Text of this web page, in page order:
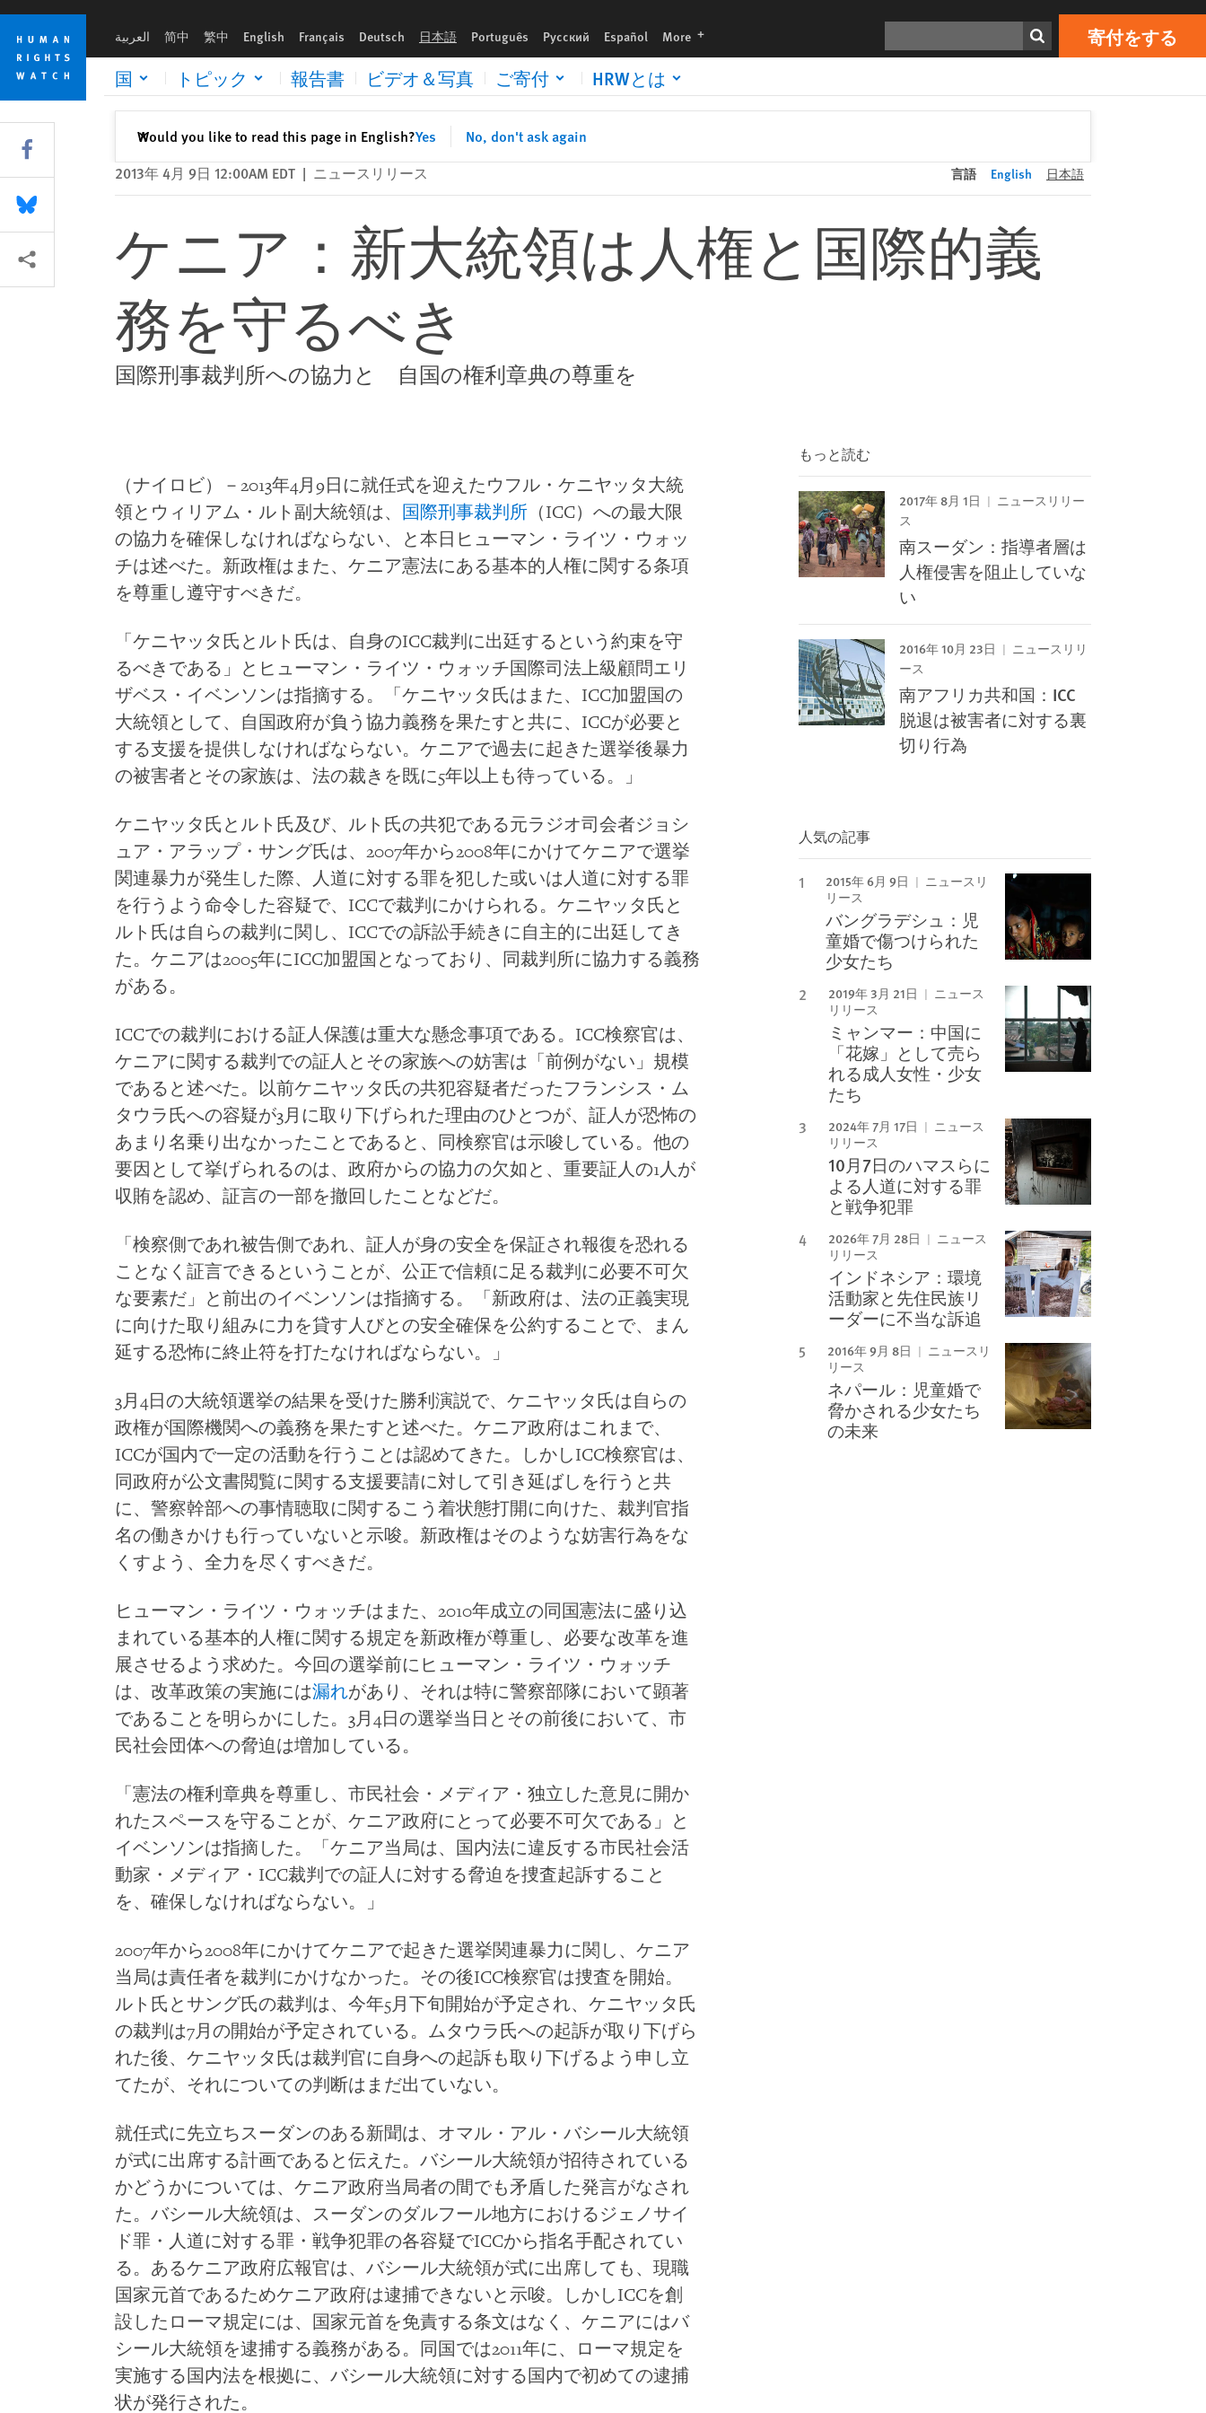
Skip
cookie
privacy
notice
Skip
main
content
العربية 简中 繁中 English Français Deutsch 日本語 Português Русский Español More languages 寄付をする
国 トピック 報告書 ビデオ＆写真 ご寄付 HRWとは
Would you like to read this page in English?Yes No, don't ask again
✕閉じる
Print 寄付をする
2013年 4月 9日 12:00AM EDT | ニュースリリース 言語 English 日本語
ケニア：新大統領は人権と国際的義
務を守るべき
国際刑事裁判所への協力と 自国の権利章典の尊重を
（ナイロビ）－2013年4月9日に就任式を迎えたウフル・ケニヤッタ大統
領とウィリアム・ルト副大統領は、
国際刑事裁判所 （ICC）への最大限
の協力を確保しなければならない、と本日ヒューマン・ライツ・ウォッ
チは述べた。新政権はまた、ケニア憲法にある基本的人権に関する条項
を尊重し遵守すべきだ。
「ケニヤッタ氏とルト氏は、自身のICC裁判に出廷するという約束を守
るべきである」とヒューマン・ライツ・ウォッチ国際司法上級顧問エリ
ザベス・イベンソンは指摘する。「ケニヤッタ氏はまた、ICC加盟国の
大統領として、自国政府が負う協力義務を果たすと共に、ICCが必要と
する支援を提供しなければならない。ケニアで過去に起きた選挙後暴力
の被害者とその家族は、法の裁きを既に5年以上も待っている。」
ケニヤッタ氏とルト氏及び、ルト氏の共犯である元ラジオ司会者ジョシ
ュア・アラップ・サング氏は、2007年から2008年にかけてケニアで選挙
関連暴力が発生した際、人道に対する罪を犯した或いは人道に対する罪
を行うよう命令した容疑で、ICCで裁判にかけられる。ケニヤッタ氏と
ルト氏は自らの裁判に関し、ICCでの訴訟手続きに自主的に出廷してき
た。ケニアは2005年にICC加盟国となっており、同裁判所に協力する義務
がある。
ICCでの裁判における証人保護は重大な懸念事項である。ICC検察官は、
ケニアに関する裁判での証人とその家族への妨害は「前例がない」規模
であると述べた。以前ケニヤッタ氏の共犯容疑者だったフランシス・ム
タウラ氏への容疑が3月に取り下げられた理由のひとつが、証人が恐怖の
あまり名乗り出なかったことであると、同検察官は示唆している。他の
要因として挙げられるのは、政府からの協力の欠如と、重要証人の1人が
収賄を認め、証言の一部を撤回したことなどだ。
「検察側であれ被告側であれ、証人が身の安全を保証され報復を恐れる
ことなく証言できるということが、公正で信頼に足る裁判に必要不可欠
な要素だ」と前出のイベンソンは指摘する。「新政府は、法の正義実現
に向けた取り組みに力を貸す人びとの安全確保を公約することで、まん
延する恐怖に終止符を打たなければならない。」
3月4日の大統領選挙の結果を受けた勝利演説で、ケニヤッタ氏は自らの
政権が国際機関への義務を果たすと述べた。ケニア政府はこれまで、
ICCが国内で一定の活動を行うことは認めてきた。しかしICC検察官は、
同政府が公文書閲覧に関する支援要請に対して引き延ばしを行うと共
に、警察幹部への事情聴取に関するこう着状態打開に向けた、裁判官指
名の働きかけも行っていないと示唆。新政権はそのような妨害行為をな
くすよう、全力を尽くすべきだ。
ヒューマン・ライツ・ウォッチはまた、2010年成立の同国憲法に盛り込
まれている基本的人権に関する規定を新政権が尊重し、必要な改革を進
展させるよう求めた。今回の選挙前にヒューマン・ライツ・ウォッチ
は、改革政策の実施には漏れがあり、それは特に警察部隊において顕著
であることを明らかにした。3月4日の選挙当日とその前後において、市
民社会団体への脅迫は増加している。
「憲法の権利章典を尊重し、市民社会・メディア・独立した意見に開か
れたスペースを守ることが、ケニア政府にとって必要不可欠である」と
イベンソンは指摘した。「ケニア当局は、国内法に違反する市民社会活
動家・メディア・ICC裁判での証人に対する脅迫を捜査起訴すること
を、確保しなければならない。」
2007年から2008年にかけてケニアで起きた選挙関連暴力に関し、ケニア
当局は責任者を裁判にかけなかった。その後ICC検察官は捜査を開始。
ルト氏とサング氏の裁判は、今年5月下旬開始が予定され、ケニヤッタ氏
の裁判は7月の開始が予定されている。ムタウラ氏への起訴が取り下げら
れた後、ケニヤッタ氏は裁判官に自身への起訴も取り下げるよう申し立
てたが、それについての判断はまだ出ていない。
就任式に先立ちスーダンのある新聞は、オマル・アル・バシール大統領
が式に出席する計画であると伝えた。バシール大統領が招待されている
かどうかについては、ケニア政府当局者の間でも矛盾した発言がなされ
た。バシール大統領は、スーダンのダルフール地方におけるジェノサイ
ド罪・人道に対する罪・戦争犯罪の各容疑でICCから指名手配されてい
る。あるケニア政府広報官は、バシール大統領が式に出席しても、現職
国家元首であるためケニア政府は逮捕できないと示唆。しかしICCを創
設したローマ規定には、国家元首を免責する条文はなく、ケニアにはバ
シール大統領を逮捕する義務がある。同国では2011年に、ローマ規定を
実施する国内法を根拠に、バシール大統領に対する国内で初めての逮捕
状が発行された。
もっと読む
2017年 8月 1日
ニュースリリー
ス
南スーダン：指導者層は
人権侵害を阻止していな
い
2016年 10月 23日
ニュースリリ
ース
南アフリカ共和国：ICC
脱退は被害者に対する裏
切り行為
人気の記事
2015年 6月 9日
ニュースリ
リース
バングラデシュ：児
童婚で傷つけられた
少女たち
2019年 3月 21日
ニュース
リリース
ミャンマー：中国に
「花嫁」として売ら
れる成人女性・少女
たち
2024年 7月 17日
ニュース
リリース
10月7日のハマスらに
よる人道に対する罪
と戦争犯罪
2026年 7月 28日
ニュース
リリース
インドネシア：環境
活動家と先住民族リ
ーダーに不当な訴追
2016年 9月 8日
ニュースリ
リース
ネパール：児童婚で
脅かされる少女たち
の未来
Share this via Facebook
Share this via Bluesky
More sharing options